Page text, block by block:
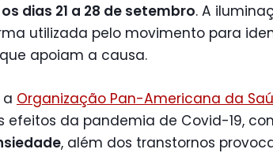
dias 21 a 28 de setembro. A
utilizada pelo movimento para
apoiam a causa.
a Organização Pan-Americana da
efeitos da pandemia de Covid-19,
, além dos transtornos